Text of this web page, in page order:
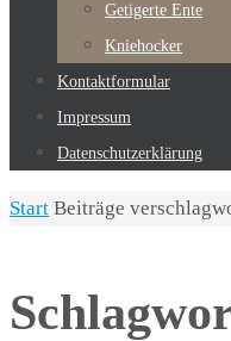
Getigerte Ente
Kniehocker
Kontaktformular
Impressum
Datenschutzerklärung
Start Beiträge